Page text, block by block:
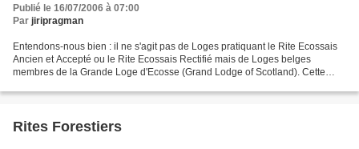
Publié le 16/07/2006 à 07:00
Par jiripragman
Entendons-nous bien : il ne s'agit pas de Loges pratiquant le Rite Ecossais
Ancien et Accepté ou le Rite Ecossais Rectifié mais de Loges belges
membres de la Grande Loge d'Ecosse (Grand Lodge of Scotland). Cette
Rites Forestiers